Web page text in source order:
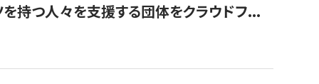
持つ人々を支援する団体をクラウドフ...